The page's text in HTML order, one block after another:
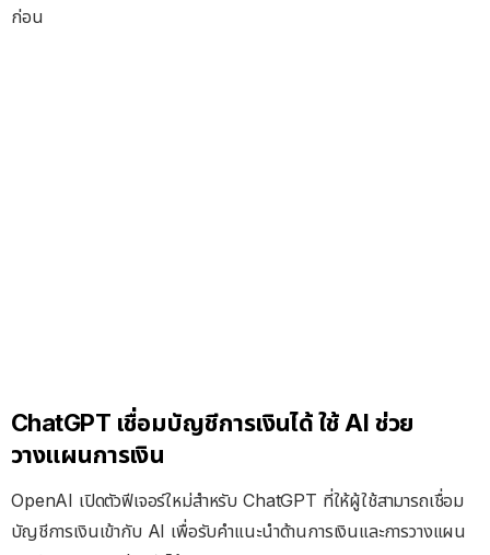
ก่อน
ChatGPT เชื่อมบัญชีการเงินได้ ใช้ AI ช่วย
วางแผนการเงิน
OpenAI เปิดตัวฟีเจอร์ใหม่สำหรับ ChatGPT ที่ให้ผู้ใช้สามารถเชื่อม
บัญชีการเงินเข้ากับ AI เพื่อรับคำแนะนำด้านการเงินและการวางแผน